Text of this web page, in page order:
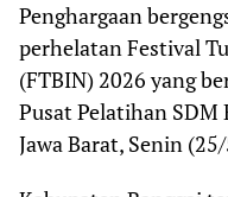
Penghargaan
perhelatan Festival
(FTBIN) 2026 yang
Pusat Pelatihan SDM
Jawa Barat, Senin